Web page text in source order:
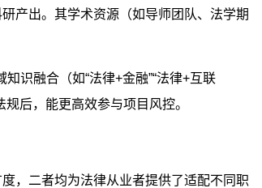
产出。其学术资源（如导师团队、法学期
识融合（如“法律+金融”“法律+互联
后，能更高效参与项目风控。
，二者均为法律从业者提供了适配不同职